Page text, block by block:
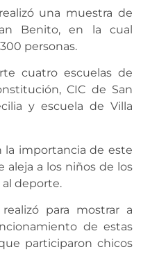
una muestra de
Benito, en la cual
personas.
cuatro escuelas de
CIC de San
y escuela de Villa
la importancia de este
aleja a los niños de los
al deporte.
para mostrar a
de estas
participaron chicos